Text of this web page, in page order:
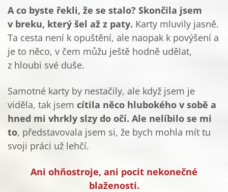
A co byste řekli, že se stalo? Skončila jsem
v breku, který šel až z paty. Karty mluvily jasně.
Ta cesta není k opuštění, ale naopak k povýšení a
je to něco, v čem můžu ještě hodně udělat,
z hloubi své duše.
Samotné karty by nestačily, ale když jsem je
viděla, tak jsem cítila něco hlubokého v sobě a
hned mi vhrkly slzy do očí. Ale nelíbilo se mi
to, představovala jsem si, že bych mohla mít tu
svoji práci už lehčí.
Ani ohňostroje, ani pocit nekonečné
blaženosti.